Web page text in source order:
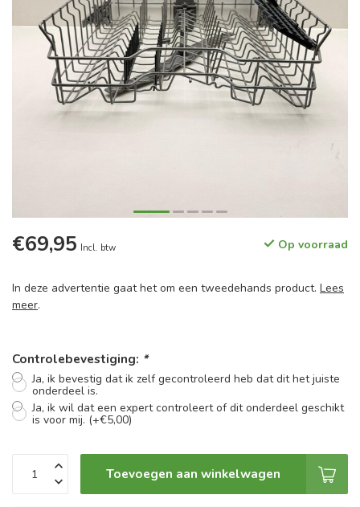
€69,95 Incl. btw Op voorraad
In deze advertentie gaat het om een tweedehands product. Lees
meer.
Controlebevestiging: *
Ja, ik bevestig dat ik zelf gecontroleerd heb dat dit het juiste
onderdeel is.
Ja, ik wil dat een expert controleert of dit onderdeel geschikt
is voor mij. (+€5,00)
Toevoegen aan winkelwagen